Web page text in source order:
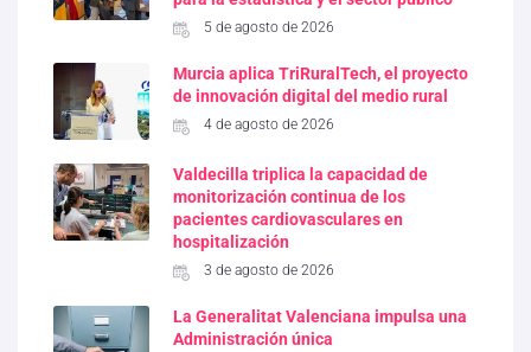
5 de agosto de 2026
Murcia aplica TriRuralTech, el proyecto
de innovación digital del medio rural
4 de agosto de 2026
Valdecilla triplica la capacidad de
monitorización continua de los
pacientes cardiovasculares en
hospitalización
3 de agosto de 2026
La Generalitat Valenciana impulsa una
Administración única